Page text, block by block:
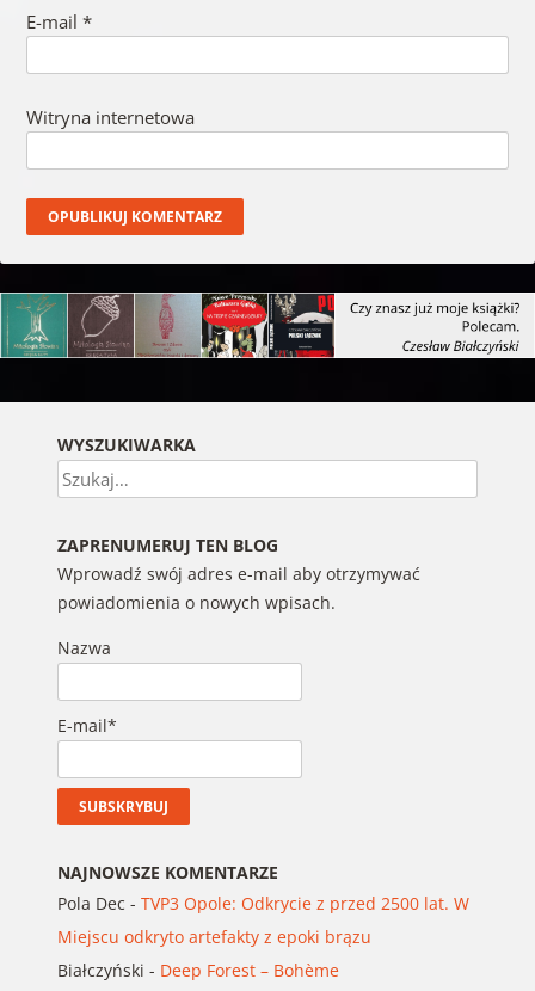
E-mail *
Witryna internetowa
WYSZUKIWARKA
Szukaj
ZAPRENUMERUJ TEN BLOG
Wprowadź swój adres e-mail aby otrzymywać
powiadomienia o nowych wpisach.
Nazwa
E-mail*
NAJNOWSZE KOMENTARZE
Pola Dec - TVP3 Opole: Odkrycie z przed 2500 lat. W
Miejscu odkryto artefakty z epoki brązu
Białczyński - Deep Forest – Bohème